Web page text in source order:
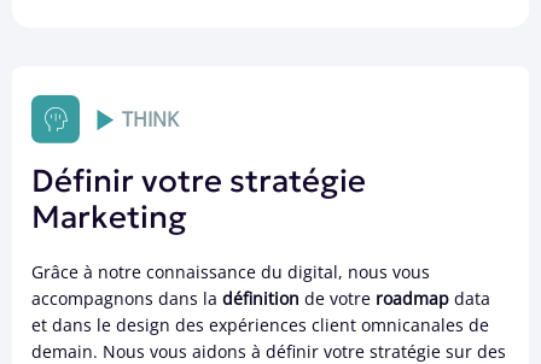
THINK
Définir votre stratégie
Marketing
Grâce à notre connaissance du digital, nous vous
accompagnons dans la définition de votre roadmap data
et dans le design des expériences client omnicanales de
demain. Nous vous aidons à définir votre stratégie sur des